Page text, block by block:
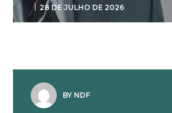
28 DE JULHO DE 2026
BY NDF